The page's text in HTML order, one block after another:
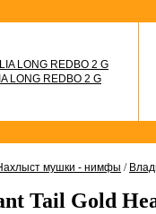
LONG REDBO 2 G
мушки - нимфы /
Tail Gold